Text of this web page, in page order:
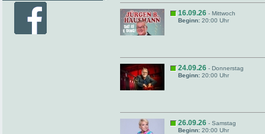
16.09.26 - Mittwoch
Beginn: 20:00 Uhr
24.09.26 - Donnerstag
Beginn: 20:00 Uhr
26.09.26 - Samstag
Beginn: 20:00 Uhr